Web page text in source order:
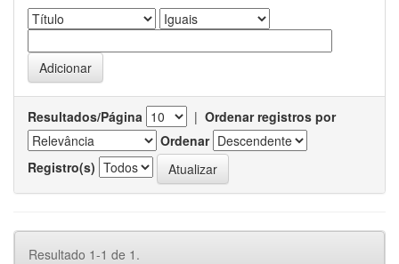
Resultados/Página | Ordenar registros por
Ordenar
Registro(s)
Resultado 1-1 de 1.